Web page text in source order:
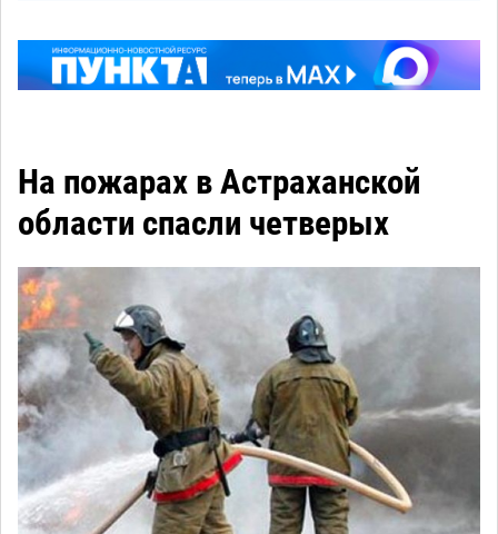
На пожарах в Астраханской
области спасли четверых